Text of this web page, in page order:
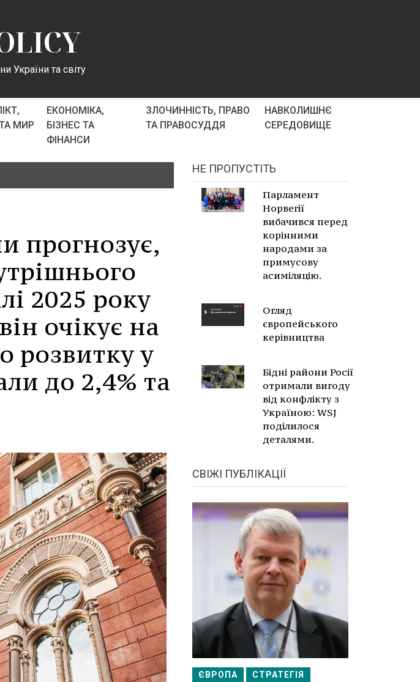
України та світу
МИР
ЕКОНОМІКА,
БІЗНЕС ТА
ФІНАНСИ
ЗЛОЧИННІСТЬ, ПРАВО
ТА ПРАВОСУДДЯ
НАВКОЛИШНЄ
СЕРЕДОВИЩЕ
прогнозує,
2025 року
очікує на
розвитку у
до 2,4% та
НЕ ПРОПУСТІТЬ
Парламент
Норвегії
вибачився перед
корінними
народами за
примусову
асиміляцію.
Огляд
європейського
керівництва
Бідні райони Росії
отримали вигоду
від конфлікту з
Україною: WSJ
поділилося
деталями.
СВІЖІ ПУБЛІКАЦІЇ
ЄВРОПА СТРАТЕГІЯ